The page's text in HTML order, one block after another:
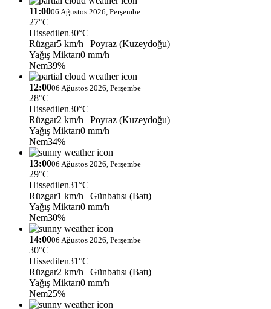
11:0006 Ağustos 2026, Perşembe
27°C
Hissedilen30°C
Rüzgar5 km/h | Poyraz (Kuzeydoğu)
Yağış Miktarı0 mm/h
Nem39%
12:0006 Ağustos 2026, Perşembe
28°C
Hissedilen30°C
Rüzgar2 km/h | Poyraz (Kuzeydoğu)
Yağış Miktarı0 mm/h
Nem34%
13:0006 Ağustos 2026, Perşembe
29°C
Hissedilen31°C
Rüzgar1 km/h | Günbatısı (Batı)
Yağış Miktarı0 mm/h
Nem30%
14:0006 Ağustos 2026, Perşembe
30°C
Hissedilen31°C
Rüzgar2 km/h | Günbatısı (Batı)
Yağış Miktarı0 mm/h
Nem25%